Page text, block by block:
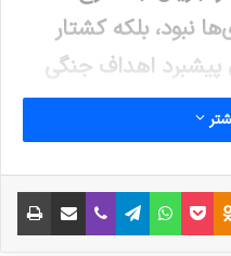
نبود، بلکه کشتار
پیشبرد اهداف جنگی
تروریسم جهانی در
‫Odnoklassniki
پاکتواتس آپ تلگراموایبر اشتراک گذاری از طریق ایمیل